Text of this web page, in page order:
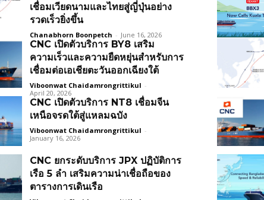
เชื่อมเวียดนามและไทยสู่ญี่ปุ่นอย่าง
รวดเร็วยิ่งขึ้น
Chanabhorn Boonpetch - June 16, 2026
CNC เปิดตัวบริการ BY8 เสริม
ความเร็วและความยืดหยุ่นสำหรับการ
เชื่อมต่อเอเชียตะวันออกเฉียงใต้
Viboonwat Chaidamrongrittikul -
April 20, 2026
CNC เปิดตัวบริการ NT8 เชื่อมจีน
เหนือจรดใต้สู่แหลมฉบัง
Viboonwat Chaidamrongrittikul -
January 16, 2026
CNC ยกระดับบริการ JPX ปฏิบัติการ
เรือ 5 ลำ เสริมความน่าเชื่อถือของ
ตารางการเดินเรือ